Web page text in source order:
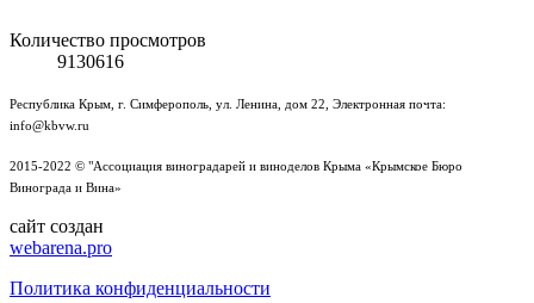
Количество просмотров
9130616
Республика Крым, г. Симферополь, ул. Ленина, дом 22, Электронная почта:
info@kbvw.ru
2015-2022 © "Ассоциация виноградарей и виноделов Крыма «Крымское Бюро
Винограда и Вина»
сайт создан
webarena.pro
Политика конфиденциальности